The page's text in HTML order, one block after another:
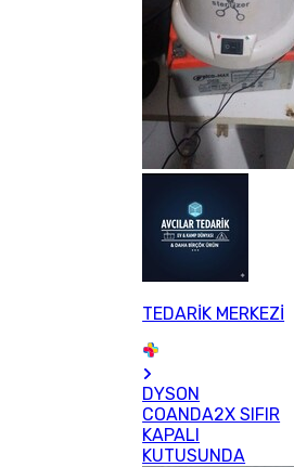
TEDARİK MERKEZİ
DYSON
COANDA2X SIFIR
KAPALI
KUTUSUNDA